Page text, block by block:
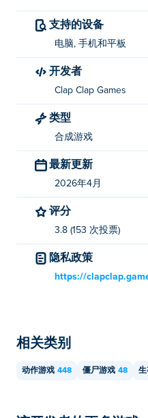
支持的设备
电脑, 手机和平板
开发者
Clap Clap Games
类型
合成游戏
最新更新
2026年4月
评分
3.8 (153 次投票)
隐私政策
https://
相关类别
动作游戏 448 僵尸游戏 48 生